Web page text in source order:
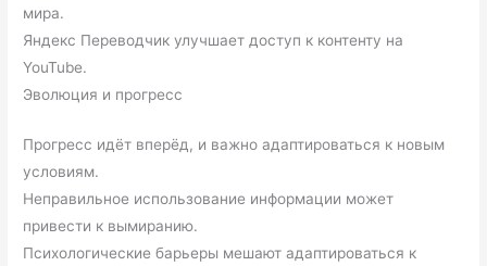
мира.
Яндекс Переводчик улучшает доступ к контенту на
YouTube.
Эволюция и прогресс
Прогресс идёт вперёд, и важно адаптироваться к новым
условиям.
Неправильное использование информации может
привести к вымиранию.
Психологические барьеры мешают адаптироваться к